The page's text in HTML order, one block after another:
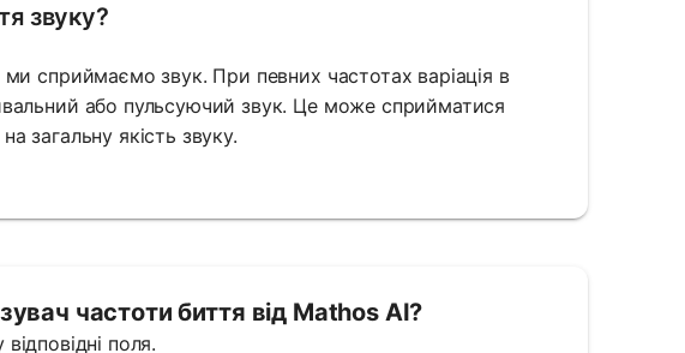
звуку?
сприймаємо звук. При певних частотах варіація в
або пульсуючий звук. Це може сприйматися
загальну якість звуку.
частоти биття від Mathos AI?
поля.